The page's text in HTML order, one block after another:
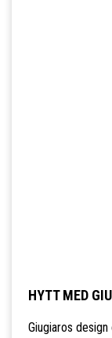
HYTT MED
Giugiaros